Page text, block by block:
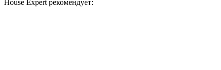
House Expert рекомендует: